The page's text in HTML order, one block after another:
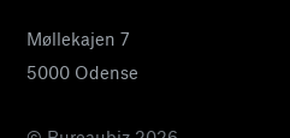
Møllekajen 7
5000 Odense